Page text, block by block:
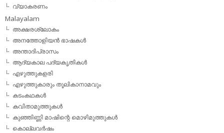
വ്യാകരണം
Malayalam
അക്ഷരശ്ലോകം
അനത്തോളിയന്‍ ഭാഷകള്‍
അന്താദിപ്രാസം
ആദ്യകാല പദ്യകൃതികള്‍
എഴുത്തുകളരി
എഴുത്തുകാരും തൂലികാനാമവും
കടംകഥകള്‍
കവിതാമുത്തുകള്‍
കുഞ്ഞിണ്ണി മാഷിന്റെ മൊഴിമുത്തുകള്‍
കൊല്ലവര്‍ഷം